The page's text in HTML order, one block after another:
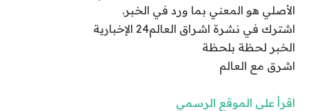
الأصلي هو المعني بما ورد في الخبر.
اشترك في نشرة اشراق العالم24 الإخبارية
الخبر لحظة بلحظة
اشرق مع العالم
اقرأ على الموقع الرسمي